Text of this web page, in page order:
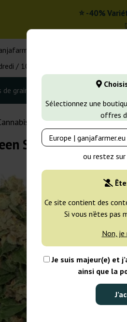
Sélectionnez une
offres
ou restez sur
Ce site contient des
Si vous n’êtes pas
Non, je
Je suis majeur(e) et
ainsi que la
⭐ -40%
/ 10:00 - 16:00
de graines Banques de graines
Banana Kush Fat
Seeds